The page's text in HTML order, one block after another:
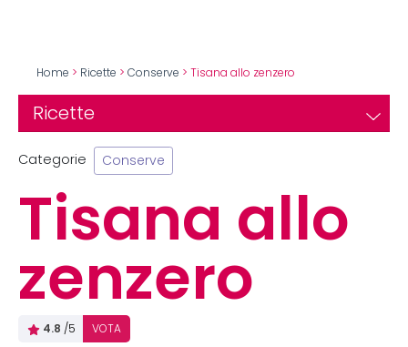
Home > Ricette > Conserve > Tisana allo zenzero
Ricette
Categorie Conserve
Tisana allo
zenzero
4.8 /5 VOTA